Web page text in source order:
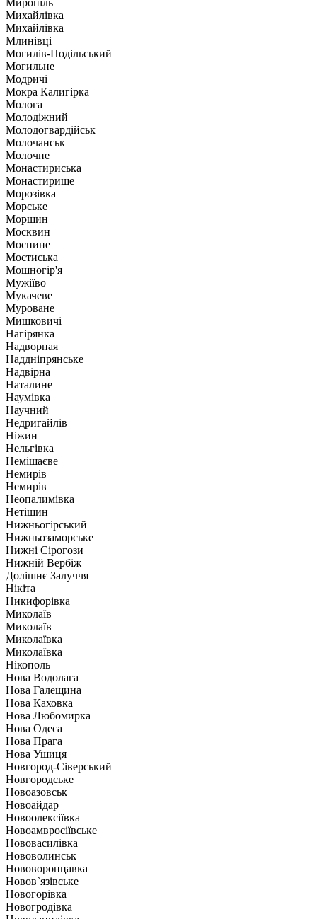
Миропіль
Михайлівка
Михайлівка
Млинівці
Могилів-Подільський
Могильне
Модричі
Мокра Калигірка
Молога
Молодіжний
Молодогвардійськ
Молочанськ
Молочне
Монастириська
Монастирище
Морозівка
Морське
Моршин
Москвин
Моспине
Мостиська
Мошногір'я
Мужіїво
Мукачеве
Муроване
Мишковичі
Нагірянка
Надворная
Наддніпрянське
Надвірна
Наталине
Наумівка
Научний
Недригайлів
Ніжин
Нельгівка
Немішаєве
Немирів
Немирів
Неопалимівка
Нетішин
Нижньогірський
Нижньозаморське
Нижні Сірогози
Нижній Вербіж
Долішнє Залуччя
Нікіта
Никифорівка
Миколаїв
Миколаїв
Миколаївка
Миколаївка
Нікополь
Нова Водолага
Нова Галещина
Нова Каховка
Нова Любомирка
Нова Одеса
Нова Прага
Нова Ушиця
Новгород-Сіверський
Новгородське
Новоазовськ
Новоайдар
Новоолексіївка
Новоамвросіївське
Нововасилівка
Нововолинськ
Нововоронцавка
Новов`язівське
Новогорівка
Новогродівка